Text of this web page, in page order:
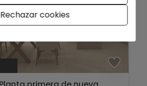
Rechazar cookies